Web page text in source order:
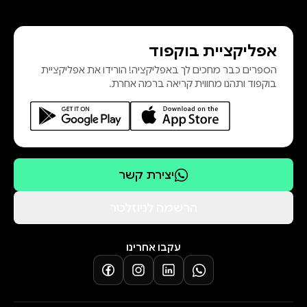
שונים, בהם אפגניסטן, צ´צ´ניה ועיראק,
עומד על חשיבותו הכלכלית וממחיש
כיצד כוח, פוליטיקה ולהט משתלבים
בסיפורו של כלי נשק שעיצב את העולם
המוד
אפליקציית בוקפוד
הספרים כבר מחכים לך באפליקציה! הורידו את אפליקציית
בוקפוד ותהנו מחווית קריאה ברמה אחרת.
יצירת קשר
עקבו אחרינו